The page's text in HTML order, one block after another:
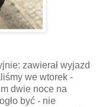
zawierał wyjazd
we wtorek -
dwie noce na
być - nie